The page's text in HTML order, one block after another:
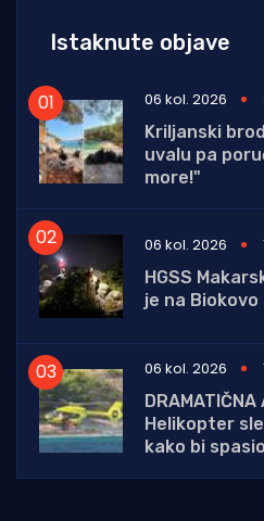
Istaknute objave
06 kol. 2026
Kriljanski
uvalu pa
more!"
06 kol. 2026
HGSS
je na
06 kol. 2026
DRAMATIČNA
Helikopter
kako bi